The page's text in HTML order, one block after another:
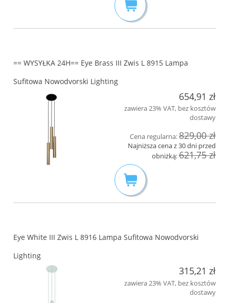
== WYSYŁKA 24H== Eye Brass III Zwis L 8915 Lampa
Sufitowa Nowodvorski Lighting
654,91 zł
zawiera 23% VAT, bez kosztów
dostawy
Cena regularna:829,00 zł
Najniższa cena z 30 dni przed
obniżką:621,75 zł
Eye White III Zwis L 8916 Lampa Sufitowa Nowodvorski
Lighting
315,21 zł
zawiera 23% VAT, bez kosztów
dostawy